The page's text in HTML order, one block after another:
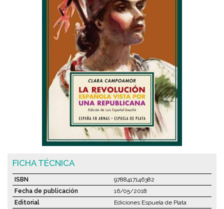
FICHA TÉCNICA
ISBN
9788417146382
Fecha de publicación
16/05/2018
Editorial
Ediciones Espuela de Plata